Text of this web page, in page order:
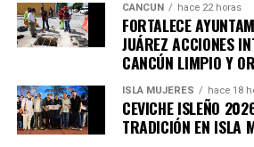
CANCÚN hace 22 horas
FORTALECE
JUÁREZ ACCIONES
CANCÚN LIMPIO Y
ISLA MUJERES hace 18
CEVICHE ISLEÑO
TRADICIÓN EN ISLA